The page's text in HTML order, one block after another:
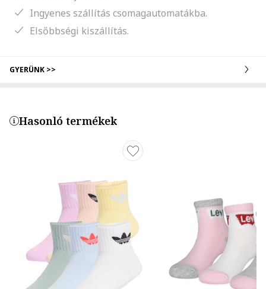
Ingyenes szállítás csomagautomatákba.
Elsőbbségi kiszállítás.
GYERÜNK >>
Hasonló termékek